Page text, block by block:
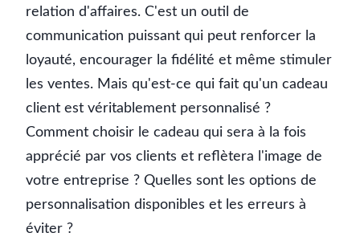
relation d'affaires. C'est un outil de
communication puissant qui peut renforcer la
loyauté, encourager la fidélité et même stimuler
les ventes. Mais qu'est-ce qui fait qu'un cadeau
client est véritablement personnalisé ?
Comment choisir le cadeau qui sera à la fois
apprécié par vos clients et reflètera l'image de
votre entreprise ? Quelles sont les options de
personnalisation disponibles et les erreurs à
éviter ?